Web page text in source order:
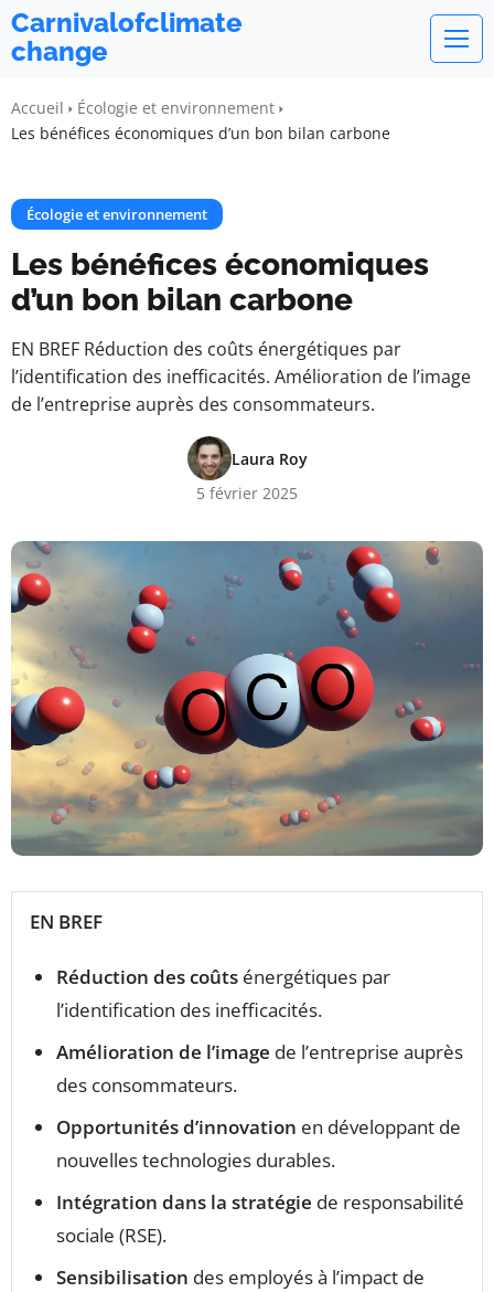
Carnivalofclimate
change
Accueil
Écologie et environnement
Les bénéfices économiques d’un bon bilan carbone
Écologie et environnement
Les bénéfices économiques
d’un bon bilan carbone
EN BREF Réduction des coûts énergétiques par
l’identification des inefficacités. Amélioration de l’image
de l’entreprise auprès des consommateurs.
Laura Roy
5 février 2025
EN BREF
Réduction des coûts énergétiques par
l’identification des inefficacités.
Amélioration de l’image de l’entreprise auprès
des consommateurs.
Opportunités d’innovation en développant de
nouvelles technologies durables.
Intégration dans la stratégie de responsabilité
sociale (RSE).
Sensibilisation des employés à l’impact de